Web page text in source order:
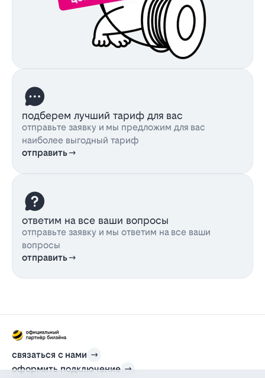
подберем лучший тариф для вас
отправьте заявку и мы предложим для вас
наиболее выгодный тариф
отправить
ответим на все ваши вопросы
отправьте заявку и мы ответим на все ваши
вопросы
отправить
связаться с нами
оформить подключение